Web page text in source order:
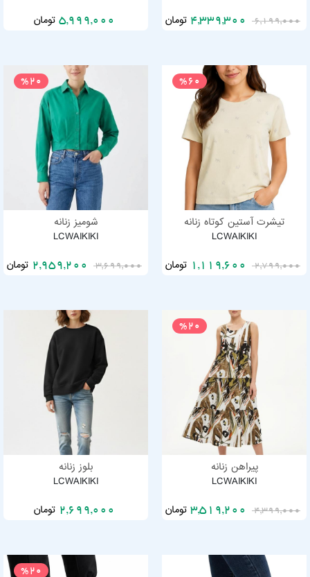
6,199,000 تومان 5,999,000 تومان
%60
تیشرت آستین کوتاه زنانه
LCWAIKIKI
2,799,000 تومان
%20
شومیز زنانه
LCWAIKIKI
3,699,000 تومان
%20
پیراهن زنانه
LCWAIKIKI
4,399,000 تومان
بلوز زنانه
LCWAIKIKI
2,699,000 تومان
%20